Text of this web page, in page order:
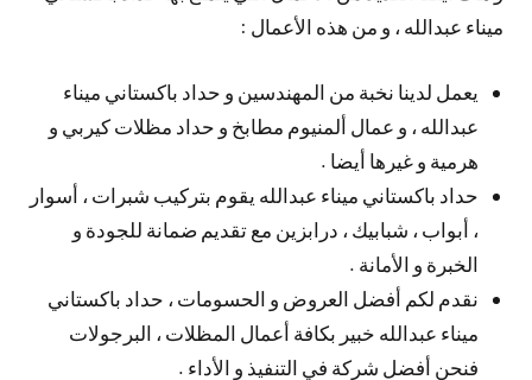
ميناء عبدالله ، و من هذه الأعمال :
يعمل لدينا نخبة من المهندسين و حداد باكستاني ميناء
عبدالله ، و عمال ألمنيوم مطابخ و حداد مظلات كيربي و
هرمية و غيرها أيضا .
حداد باكستاني ميناء عبدالله يقوم بتركيب شبرات ، أسوار
، أبواب ، شبابيك ، درابزين مع تقديم ضمانة للجودة و
الخبرة و الأمانة .
نقدم لكم أفضل العروض و الحسومات ، حداد باكستاني
ميناء عبدالله خبير بكافة أعمال المظلات ، البرجولات
فنحن أفضل شركة في التنفيذ و الأداء .